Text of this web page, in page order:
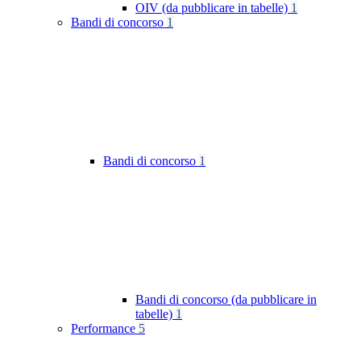
OIV (da pubblicare in tabelle) 1
Bandi di concorso 1
Bandi di concorso 1
Bandi di concorso (da pubblicare in
tabelle) 1
Performance 5